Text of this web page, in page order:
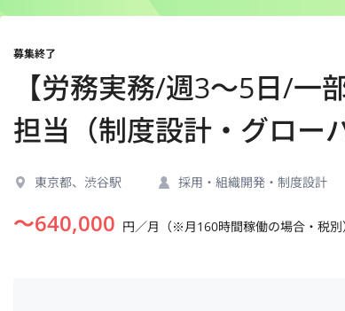
募集終了
【労務実務/週3〜5日/一
担当（制度設計・グロー
東京都、渋谷駅 採用・組織開発・制度設計
〜640,000 円／月（※月160時間稼働の場合・税別